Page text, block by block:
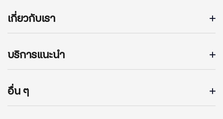
เกี่ยวกับเรา
บริการแนะนำ
อื่น ๆ